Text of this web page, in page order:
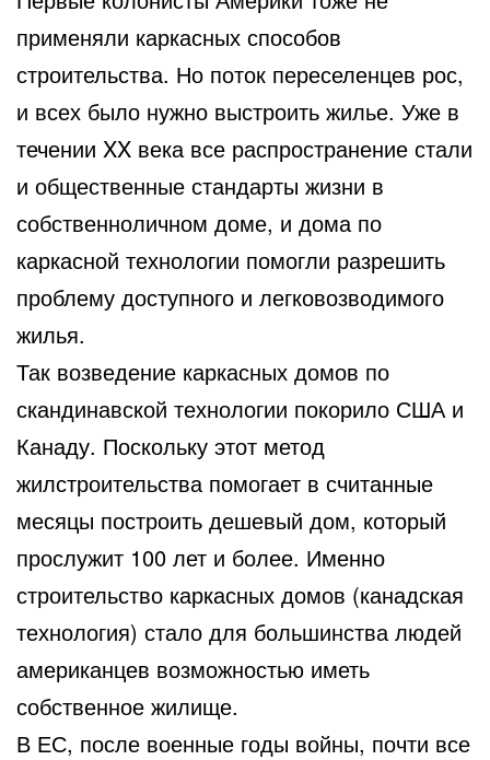
применяли каркасных способов
строительства. Но поток переселенцев рос,
и всех было нужно выстроить жилье. Уже в
течении XX века все распространение стали
и общественные стандарты жизни в
собственноличном доме, и дома по
каркасной технологии помогли разрешить
проблему доступного и легковозводимого
жилья.
Так возведение каркасных домов по
скандинавской технологии покорило США и
Канаду. Поскольку этот метод
жилстроительства помогает в считанные
месяцы построить дешевый дом, который
прослужит 100 лет и более. Именно
строительство каркасных домов (канадская
технология) стало для большинства людей
американцев возможностью иметь
собственное жилище.
В ЕС, после военные годы войны, почти все